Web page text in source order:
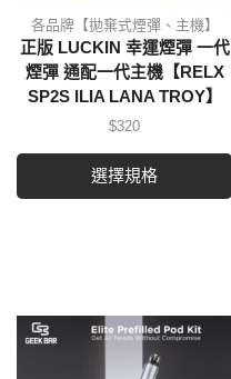
各品牌【拋棄式煙彈、主機】
正版 LUCKIN 幸運煙彈 一代
煙彈 通配一代主機【RELX
SP2S ILIA LANA TROY】
$320
選擇規格